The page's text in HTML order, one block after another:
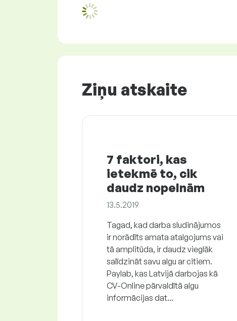
Ziņu atskaite
7 faktori, kas
ietekmē to, cik
daudz nopelnām
13.5.2019
Tagad, kad darba sludinājumos
ir norādīts amata atalgojums vai
tā amplitūda, ir daudz vieglāk
salīdzināt savu algu ar citiem.
Paylab, kas Latvijā darbojas kā
CV-Online pārvaldītā algu
informācijas dat...